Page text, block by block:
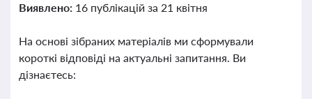
Виявлено: 16 публікацій за 21 квітня
На основі зібраних матеріалів ми сформували
короткі відповіді на актуальні запитання. Ви
дізнаєтесь: